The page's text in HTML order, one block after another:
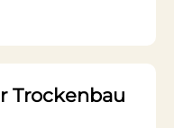
Trockenbau